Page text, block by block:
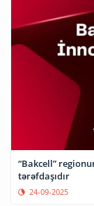
“Bakcell”
tərəfdaşıdır
24-09-2025